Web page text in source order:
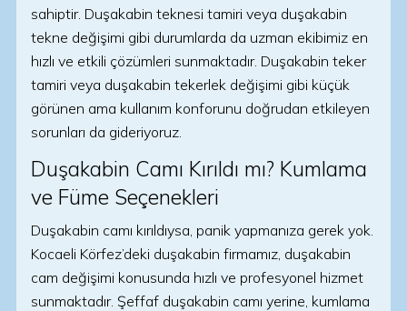
sahiptir. Duşakabin teknesi tamiri veya duşakabin
tekne değişimi gibi durumlarda da uzman ekibimiz en
hızlı ve etkili çözümleri sunmaktadır. Duşakabin teker
tamiri veya duşakabin tekerlek değişimi gibi küçük
görünen ama kullanım konforunu doğrudan etkileyen
sorunları da gideriyoruz.
Duşakabin Camı Kırıldı mı? Kumlama
ve Füme Seçenekleri
Duşakabin camı kırıldıysa, panik yapmanıza gerek yok.
Kocaeli Körfez’deki duşakabin firmamız, duşakabin
cam değişimi konusunda hızlı ve profesyonel hizmet
sunmaktadır. Şeffaf duşakabin camı yerine, kumlama